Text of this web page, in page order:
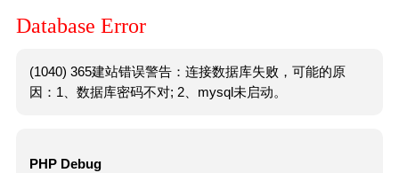
Database Error
(1040) 365建站错误警告：连接数据库失败，可能的原
因：1、数据库密码不对; 2、mysql未启动。
PHP Debug